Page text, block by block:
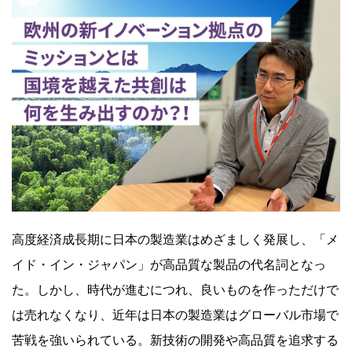
境
先
進
国
に
新
概
念
「リ
ジ
ェ
ネ
ラ
テ
高度経済成長期に日本の製造業はめざましく発展し、「メ
イド・イン・ジャパン」が高品質な製品の代名詞となっ
た。しかし、時代が進むにつれ、良いものを作っただけで
は売れなくなり、近年は日本の製造業はグローバル市場で
苦戦を強いられている。新技術の開発や高品質を追求する